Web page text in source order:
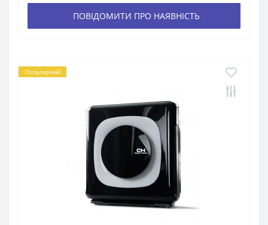
ПОВІДОМИТИ ПРО НАЯВНІСТЬ
Популярний